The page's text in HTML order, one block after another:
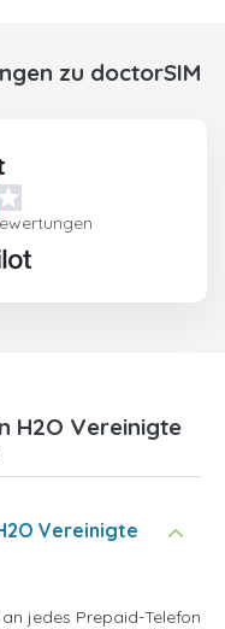
zu doctorSIM
H2O Vereinigte
Vereinigte
jedes Prepaid-Telefon